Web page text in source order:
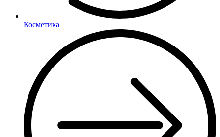
Косметика